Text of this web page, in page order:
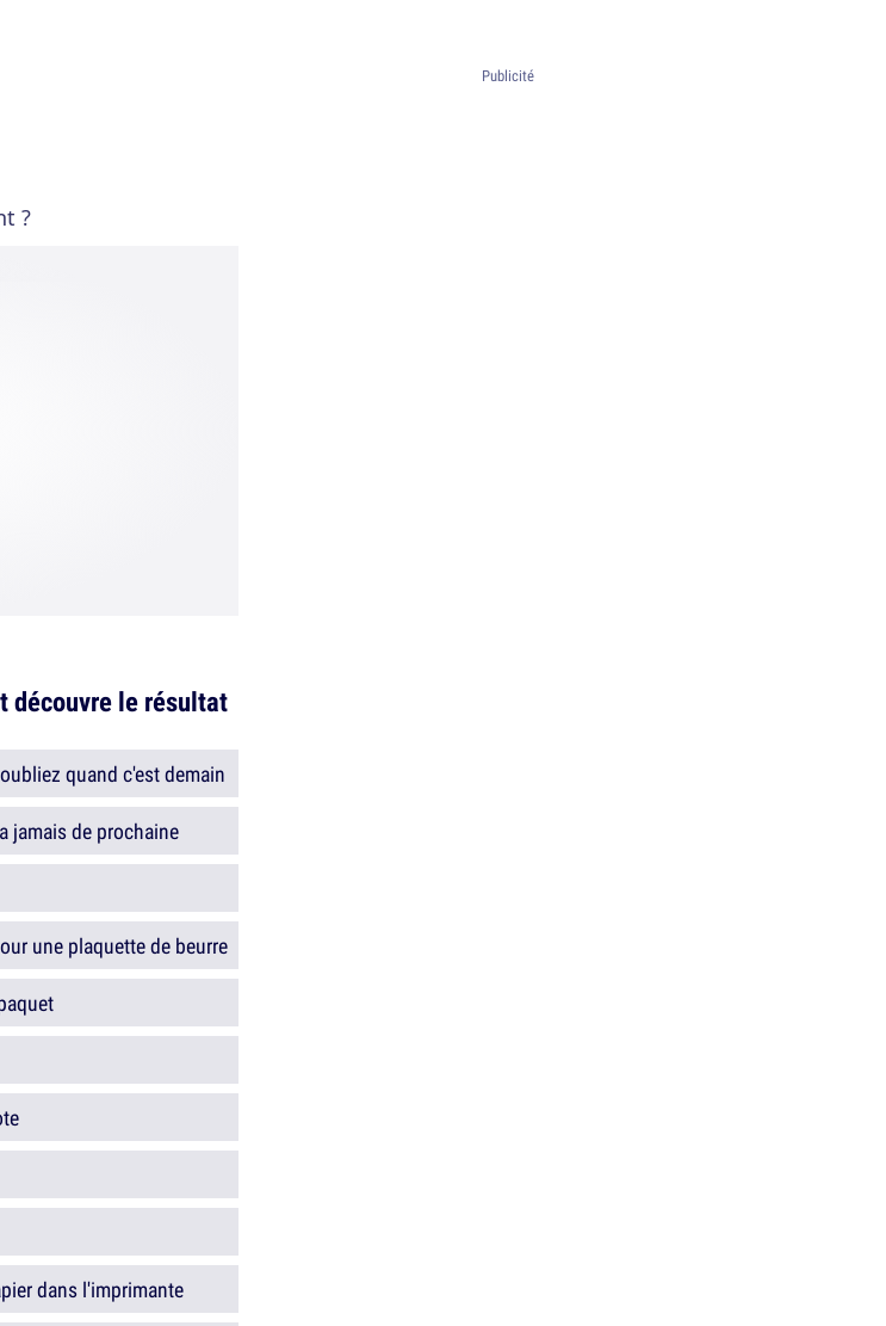
?
découvre le résultat
quand c'est demain
jamais de prochaine
une plaquette de beurre
dans l'imprimante